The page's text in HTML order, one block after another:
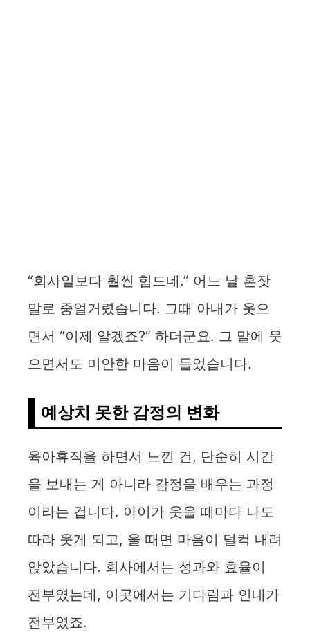
“회사일보다 훨씬 힘드네.” 어느 날 혼잣
말로 중얼거렸습니다. 그때 아내가 웃으
면서 “이제 알겠죠?” 하더군요. 그 말에 웃
으면서도 미안한 마음이 들었습니다.
예상치 못한 감정의 변화
육아휴직을 하면서 느낀 건, 단순히 시간
을 보내는 게 아니라 감정을 배우는 과정
이라는 겁니다. 아이가 웃을 때마다 나도
따라 웃게 되고, 울 때면 마음이 덜컥 내려
앉았습니다. 회사에서는 성과와 효율이
전부였는데, 이곳에서는 기다림과 인내가
전부였죠.